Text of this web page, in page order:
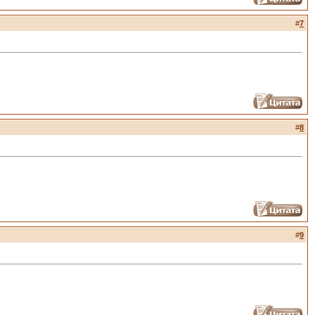
#7
#8
#9